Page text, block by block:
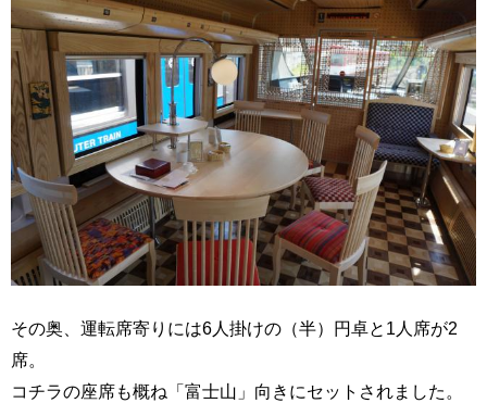
その奥、運転席寄りには6人掛けの（半）円卓と1人席が2
席。
コチラの座席も概ね「富士山」向きにセットされました。